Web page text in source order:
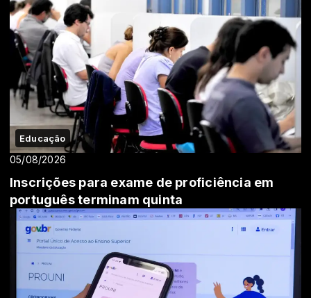
Educação
05/08/2026
Inscrições para exame de proficiência em
português terminam quinta